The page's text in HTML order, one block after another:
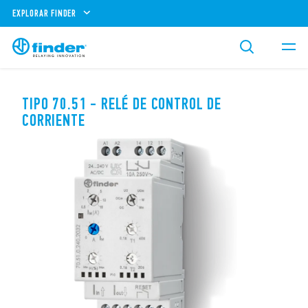
EXPLORAR FINDER
TIPO 70.51 - RELÉ DE CONTROL DE
CORRIENTE